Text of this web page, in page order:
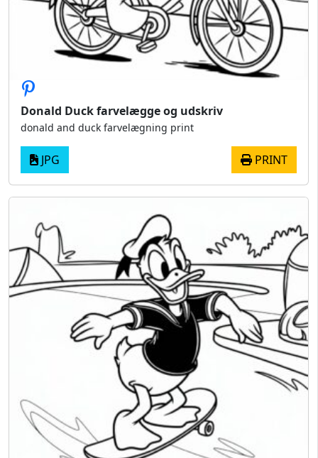
Donald Duck farvelægge og udskriv
donald and duck farvelægning print
JPG PRINT